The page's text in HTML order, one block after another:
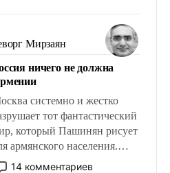
ситуация
многолетний период
США, например,
Китаем.
Мирзаян
ничего не должна
системно и жестко
тот фантастический
который Пашинян рисует
армянского населения.
политические
14 комментариев